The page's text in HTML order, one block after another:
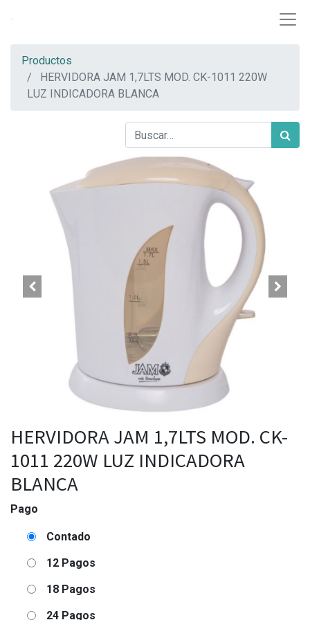
Productos
HERVIDORA JAM 1,7LTS MOD. CK-1011 220W
LUZ INDICADORA BLANCA
HERVIDORA JAM 1,7LTS MOD. CK-
1011 220W LUZ INDICADORA
BLANCA
Pago
Contado
12 Pagos
18 Pagos
24 Pagos